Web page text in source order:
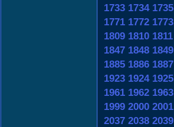
1733 1734 1735
1771 1772 1773
1809 1810 1811
1847 1848 1849
1885 1886 1887
1923 1924 1925
1961 1962 1963
1999 2000 2001
2037 2038 2039